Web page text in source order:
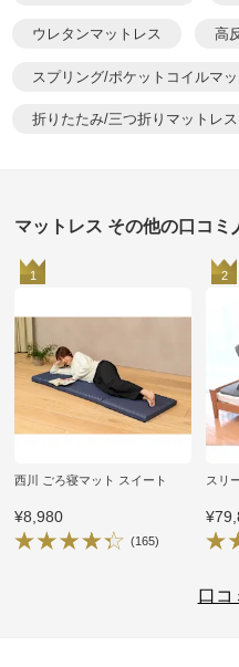
ウレタンマットレス 高
スプリング/ポケットコイルマ
折りたたみ/三つ折りマットレス
マットレス その他の口コミ
1
西川 ごろ寝マット スイート
¥8,980
(165)
2
スリ
口コ